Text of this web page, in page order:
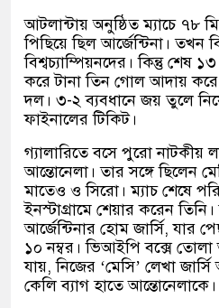
আটলান্টায় অনুষ্ঠিত ম্যাচে ৭৮
পিছিয়ে ছিল আর্জেন্টিনা। তখন
বিশ্বচ্যাম্পিয়নদের। কিন্তু শেষ ১৩
করে টানা তিন গোল আদায় করে
দল। ৩-২ ব্যবধানে জয় তুলে
ফাইনালের টিকিট।
গ্যালারিতে বসে পুরো
আন্তোনেলা। তার সঙ্গে ছিলেন
মাতেও ও সিরো। ম্যাচ শেষে
ইনস্টাগ্রামে শেয়ার করেন
আর্জেন্টিনার হোম জার্সি, যার
১০ নম্বর। ভিআইপি বক্সে
যায়, নিজের ‘মেসি’ লেখা
কেলি ব্যাগ হাতে আন্তোনেলাকে।